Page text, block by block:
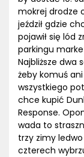
mokrej drodze
jeździł gdzie
pojawił się lód
parkingu
Najbliższe dwa
żeby komuś
wszystkiego
chce kupić
Response.
wada to
trzy zimy
czterech